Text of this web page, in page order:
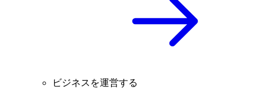
ビジネスを運営する